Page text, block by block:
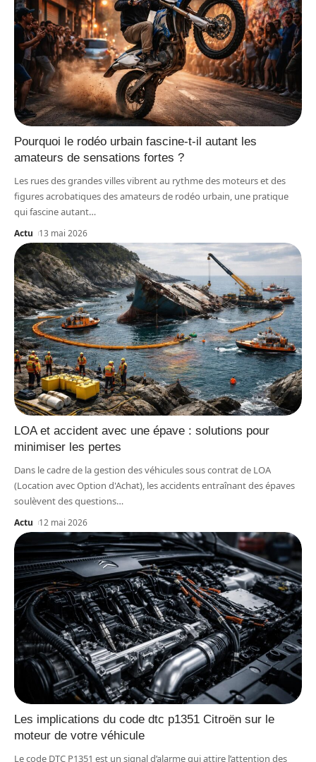
Pourquoi le rodéo urbain fascine-t-il autant les
amateurs de sensations fortes ?
Les rues des grandes villes vibrent au rythme des moteurs et des
figures acrobatiques des amateurs de rodéo urbain, une pratique
qui fascine autant…
Actu 13 mai 2026
LOA et accident avec une épave : solutions pour
minimiser les pertes
Dans le cadre de la gestion des véhicules sous contrat de LOA
(Location avec Option d'Achat), les accidents entraînant des épaves
soulèvent des questions…
Actu 12 mai 2026
Les implications du code dtc p1351 Citroën sur le
moteur de votre véhicule
Le code DTC P1351 est un signal d’alarme qui attire l’attention des